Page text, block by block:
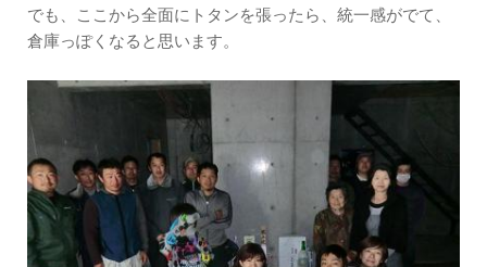
でも、ここから全面にトタンを張ったら、統一感がでて、
倉庫っぽくなると思います。